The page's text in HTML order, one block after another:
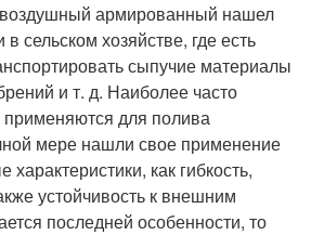
армированный нашел
сельском хозяйстве, где есть
сыпучие материалы
и т. д. Наиболее часто
для полива
мере нашли свое применение
характеристики, как гибкость,
устойчивость к внешним
последней особенности, то